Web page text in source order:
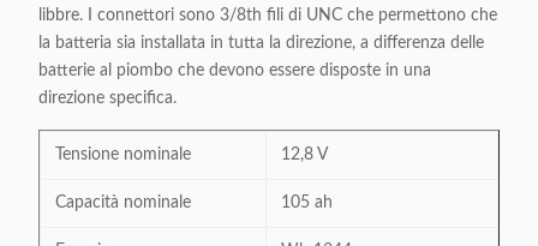
libbre. I connettori sono 3/8th fili di UNC che permettono che
la batteria sia installata in tutta la direzione, a differenza delle
batterie al piombo che devono essere disposte in una
direzione specifica.
Tensione nominale 12,8 V
Capacità nominale 105 ah